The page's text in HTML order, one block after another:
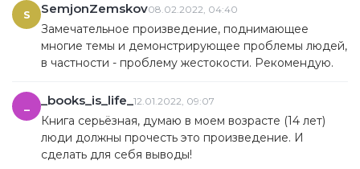
S SemjonZemskov08.02.2022, 04:40
Замечательное произведение, поднимающее
многие темы и демонстрирующее проблемы людей,
в частности - проблему жестокости. Рекомендую.
_books_is_life_12.01.2022, 09:07
Книга серьёзная, думаю в моем возрасте (14 лет)
люди должны прочесть это произведение. И
сделать для себя выводы!